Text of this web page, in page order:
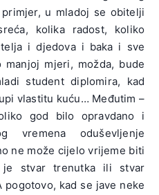
u mladoj se obitelji
kolika radost, koliko
i djedova i baka i sve
mjeri, možda, bude
student diplomira, kad
vlastitu kuću… Međutim –
god bilo opravdano i
vremena oduševljenje
ne može cijelo vrijeme biti
je stvar trenutka ili stvar
pogotovo, kad se jave neke